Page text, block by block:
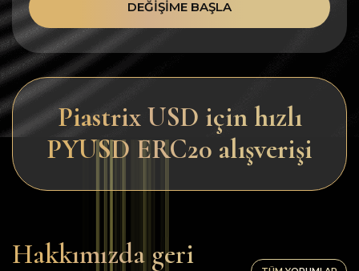
DEĞIŞIME BAŞLA
Piastrix USD için hızlı
PYUSD ERC20 alışverişi
Hakkımızda geri